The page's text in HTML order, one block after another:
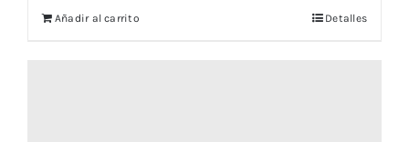
Añadir al carrito Detalles